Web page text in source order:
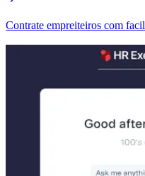
Contrate empreiteiros com